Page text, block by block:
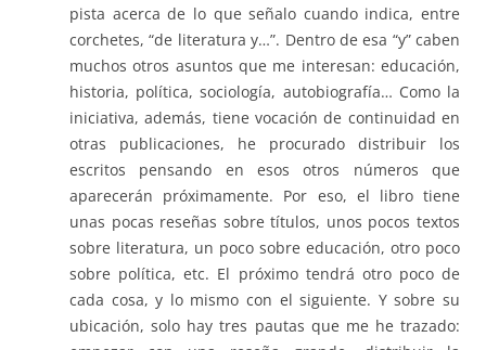
pista acerca de lo que señalo cuando indica, entre
corchetes, “de literatura y…”. Dentro de esa “y” caben
muchos otros asuntos que me interesan: educación,
historia, política, sociología, autobiografía… Como la
iniciativa, además, tiene vocación de continuidad en
otras publicaciones, he procurado distribuir los
escritos pensando en esos otros números que
aparecerán próximamente. Por eso, el libro tiene
unas pocas reseñas sobre títulos, unos pocos textos
sobre literatura, un poco sobre educación, otro poco
sobre política, etc. El próximo tendrá otro poco de
cada cosa, y lo mismo con el siguiente. Y sobre su
ubicación, solo hay tres pautas que me he trazado: